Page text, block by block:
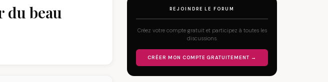
beau
REJOINDRE LE FORUM
Créez votre compte gratuit et participez à toutes les
discussions.
CRÉER MON COMPTE GRATUITEMENT →